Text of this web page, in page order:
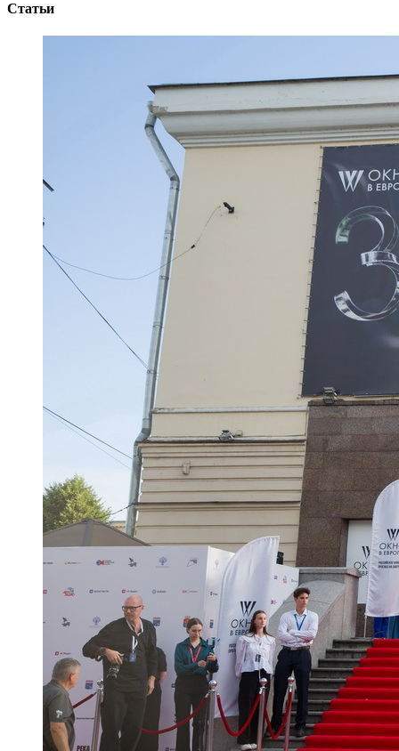
Статьи